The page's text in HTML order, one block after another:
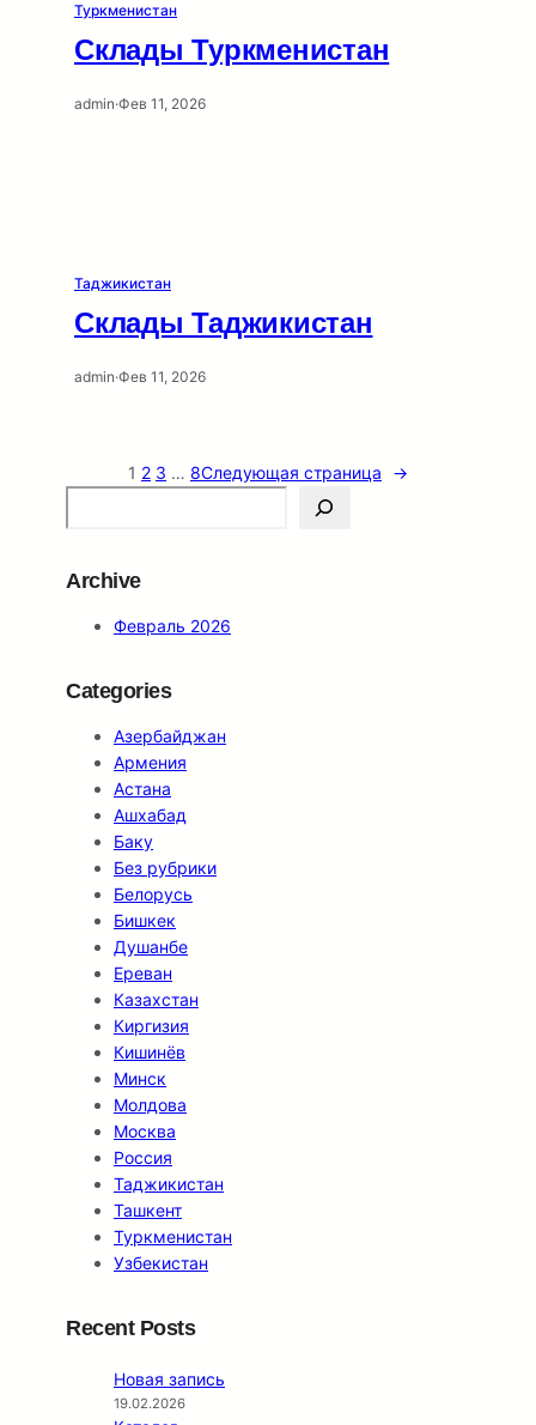
Туркменистан
Склады Туркменистан
admin·Фев 11, 2026
Таджикистан
Склады Таджикистан
admin·Фев 11, 2026
1 2 3 … 8Следующая страница
→
e
r
Archive
Февраль 2026
Categories
Азербайджан
Армения
Астана
Ашхабад
Баку
Без рубрики
Белорусь
Бишкек
Душанбе
Ереван
Казахстан
Киргизия
Кишинёв
Минск
Молдова
Москва
Россия
Таджикистан
Ташкент
Туркменистан
Узбекистан
Recent Posts
Новая запись
19.02.2026